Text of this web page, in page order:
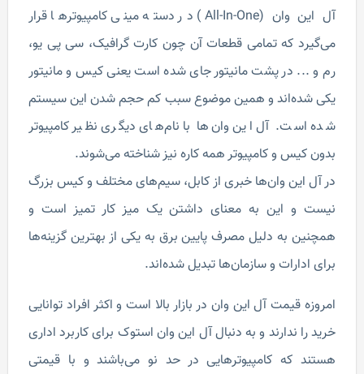
آل این وان (All-In-One) در دسته مینی کامپیوترها قرار
می‌گیرد که تمامی قطعات آن چون کارت گرافیک، سی پی یو،
رم و ... در پشت مانیتور جای شده است یعنی کیس و مانیتور
یکی شده‌اند و همین موضوع سبب کم حجم شدن این سیستم
شده است. آل این وان‌ها با نام‌های دیگری نظیر کامپیوتر
بدون کیس و کامپیوتر همه کاره نیز شناخته می‌شوند.
در آل این وان‌ها خبری از کابل، سیم‌های مختلف و کیس بزرگ
نیست و این به معنای داشتن یک میز کار تمیز است و
همچنین به دلیل مصرف پایین برق به یکی از بهترین گزینه‌ها
برای ادارات و سازمان‌ها تبدیل شده‌اند.
امروزه قیمت آل این وان در بازار بالا است و اکثر افراد توانایی
خرید را ندارند و به دنبال آل این وان استوک برای کاربرد اداری
هستند که کامپیوترهایی در حد نو می‌باشند و با قیمتی